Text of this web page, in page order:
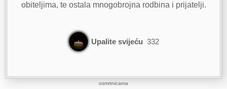
obiteljima, te ostala mnogobrojna rodbina i prijatelji.
Upalite svijeću 332
osmrtnicama